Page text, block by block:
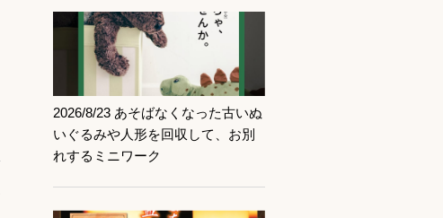
2026/8/23 あそばなくなった古いぬ
いぐるみや人形を回収して、お別
れするミニワーク
記事を読む